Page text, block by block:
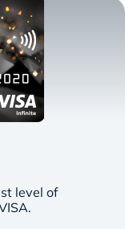
level of